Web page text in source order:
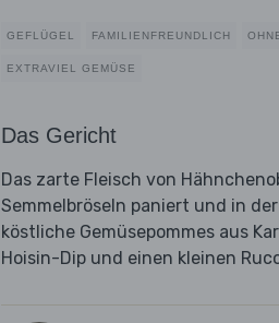
GEFLÜGEL FAMILIENFREUNDLICH
EXTRAVIEL GEMÜSE
Das Gericht
Das zarte Fleisch von
Semmelbröseln paniert und in
köstliche Gemüsepommes aus
Hoisin-Dip und einen kleinen